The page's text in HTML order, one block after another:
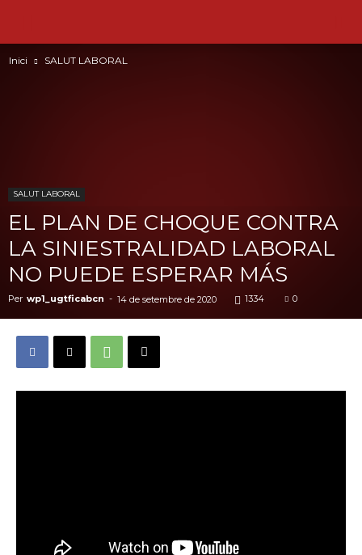
Inici SALUT LABORAL
SALUT LABORAL
EL PLAN DE CHOQUE CONTRA
LA SINIESTRALIDAD LABORAL
NO PUEDE ESPERAR MÁS
Per wp1_ugtficabcn - 14 de setembre de 2020 1334 0